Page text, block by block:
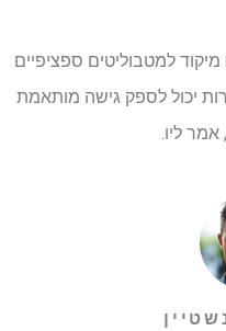
למטבוליטים ספציפיים
יכול לספק גישה מותאמת
ליו.